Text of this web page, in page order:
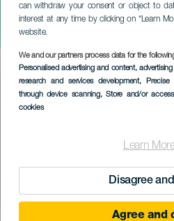
can withdraw your consent or object to
interest at any time by clicking on “Learn
website.
We and our partners process data for the
Personalised advertising and content,
research and services development, Precise
through device scanning, Store and/or
cookies
Learn
Disagree
Agree and
Famtástic:
Doden
Imagen
Listado